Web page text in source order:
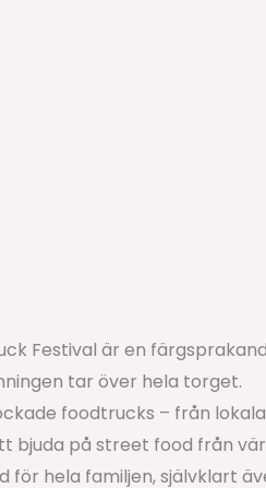
Festival är en
tar över hela torget.
foodtrucks – från
bjuda på street food från
för hela familjen, självklart